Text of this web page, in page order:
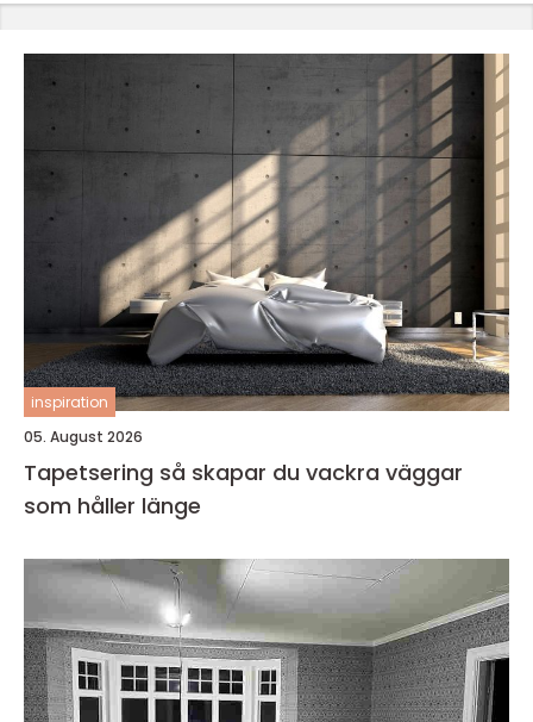
inspiration
05. August 2026
Tapetsering så skapar du vackra väggar
som håller länge